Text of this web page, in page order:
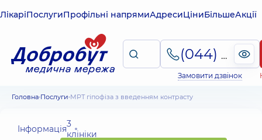
ЛікаріПослугиПрофільні напрямиАдресиЦіниБільшеАкції
(044) 495-2-888
Замовити дзвінок
Головна Послуги МРТ гіпофіза з введенням контрасту
Інформація3
клініки